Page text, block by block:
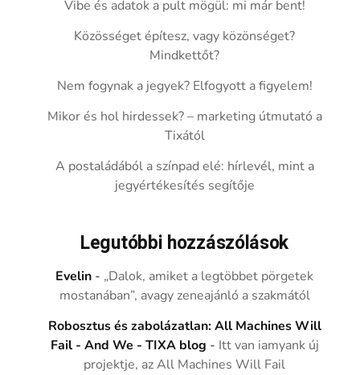
Vibe és adatok a pult mögül: mi már bent!
Közösséget építesz, vagy közönséget?
Mindkettőt?
Nem fogynak a jegyek? Elfogyott a figyelem!
Mikor és hol hirdessek? – marketing útmutató a
Tixától
A postaládából a színpad elé: hírlevél, mint a
jegyértékesítés segítője
Legutóbbi hozzászólások
Evelin - „Dalok, amiket a legtöbbet pörgetek
mostanában”, avagy zeneajánló a szakmától
Robosztus és zabolázatlan: All Machines Will
Fail - And We - TIXA blog - Itt van iamyank új
projektje, az All Machines Will Fail